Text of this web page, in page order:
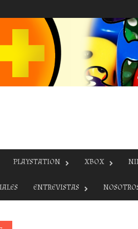
PLAYSTATION XBOX
ENTREVISTAS